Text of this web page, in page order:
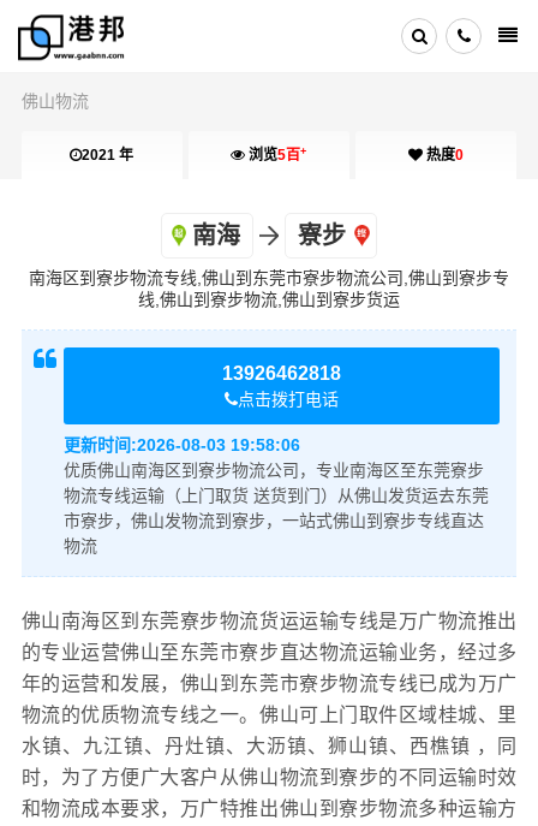
佛山物流
2021 年 浏览5百+ 热度0
南海 寮步
南海区到寮步物流专线,佛山到东莞市寮步物流公司,佛山到寮步专
线,佛山到寮步物流,佛山到寮步货运
13926462818
点击拨打电话
更新时间:2026-08-03 19:58:06
优质佛山南海区到寮步物流公司，专业南海区至东莞寮步
物流专线运输（上门取货 送货到门）从佛山发货运去东莞
市寮步，佛山发物流到寮步，一站式佛山到寮步专线直达
物流
佛山南海区到东莞寮步物流货运运输专线是万广物流推出
的专业运营佛山至东莞市寮步直达物流运输业务，经过多
年的运营和发展，佛山到东莞市寮步物流专线已成为万广
物流的优质物流专线之一。佛山可上门取件区域桂城、里
水镇、九江镇、丹灶镇、大沥镇、狮山镇、西樵镇 ，同
时，为了方便广大客户从佛山物流到寮步的不同运输时效
和物流成本要求，万广特推出佛山到寮步物流多种运输方